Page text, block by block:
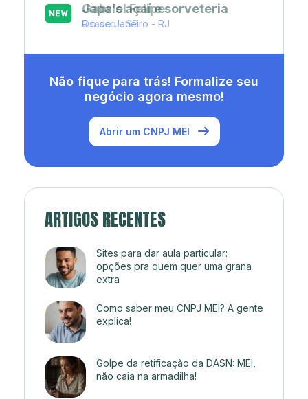
Japa’s açaí e sorveteria
Rio de Janeiro - RJ
Não fique para trás! Formalize seu
negócio agora mesmo!
Abrir um CNPJ MEI
ARTIGOS RECENTES
Sites para dar aula particular:
opções pra quem quer uma grana
extra
Como saber meu CNPJ MEI? A gente
explica!
Golpe da retificação da DASN: MEI,
não caia na armadilha!